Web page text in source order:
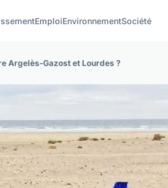
EmploiEnvironnementSociété
Argelès-Gazost et Lourdes ?